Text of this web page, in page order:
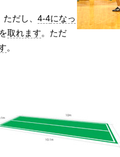
だし、 4-4になっ
を取れます。ただ
。